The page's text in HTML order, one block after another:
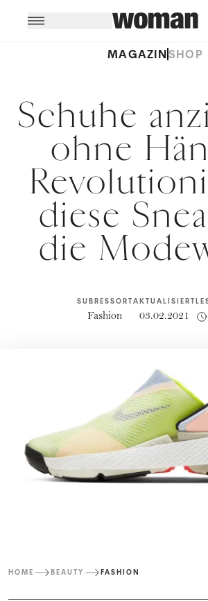
MAGAZINSHOP
Schuhe
ohne
diese
die
SUBRESSORT
Fashion
AKTUALISIERT
03.02.2021
HOME BEAUTY FASHION